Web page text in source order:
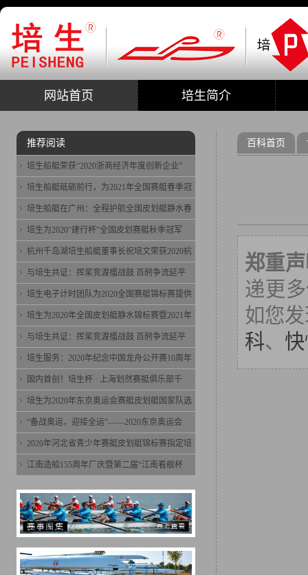
网站首页 培生简介
百科首页
郑重
递更
如您
科、
推荐阅读
培生船艇荣获“2020浙商经济年度创新企业”
培生船艇砥砺前行，为2021年全国赛艇春季冠
培生船艇在广州：全程护航全国皮划艇静水春
培生为2020“建行杯”全国皮划赛艇秋季冠军
杭州千岛湖培生船艇董事长祝培文荣获2020杭
与培生共证：挥桨竞渡擂战鼓 百舸争流延平
培生电子计时团队为2020全国赛艇锦标赛提供
培生为2020年全国皮划艇静水锦标赛暨2021年
与培生共证：挥桨竞渡擂战鼓 百舸争流延平
培生服务：2020年纪念中国龙舟公开赛10周年
国内首创！培生杯 · 上海划然赛艇俱乐部千
培生为2020年东京奥运会赛艇皮划艇国家队选
“备战奥运，迎接全运”——2020东京奥运会
2020年河北省青少年赛艇皮划艇锦标赛指定培
江南造船155周年厂庆暨第二届“江南看舰杯